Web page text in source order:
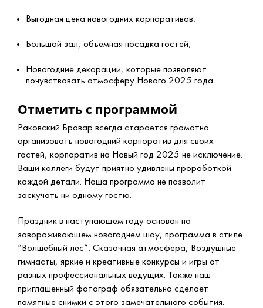
Выгодная цена новогодних корпоративов;
Большой зал, объемная посадка гостей;
Новогодние декорации, которые позволяют
почувствовать атмосферу Нового 2025 года.
Отметить с программой
Раковский Бровар всегда старается грамотно
организовать новогодний корпоратив для своих
гостей, корпоратив на Новый год 2025 не исключение.
Ваши коллеги будут приятно удивлены проработкой
каждой детали. Наша программа не позволит
заскучать ни одному гостю.
Праздник в наступающем году основан на
завораживающем новогоднем шоу, программа в стиле
“Волшебный лес”. Сказочная атмосфера, Воздушные
гимнасты, яркие и креативные конкурсы и игры от
разных профессиональных ведущих. Также наш
приглашенный фотограф обязательно сделает
памятные снимки с этого замечательного события.